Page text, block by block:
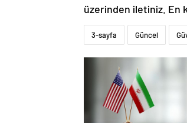
üzerinden iletiniz. En
3-sayfa Güncel